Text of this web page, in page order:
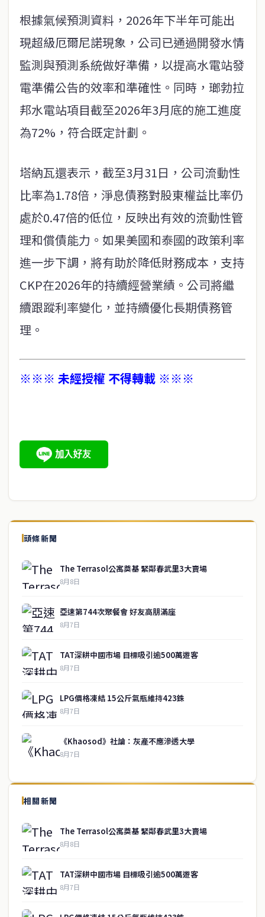
根據氣候預測資料，2026年下半年可能出
現超級厄爾尼諾現象，公司已通過開發水情
監測與預測系統做好準備，以提高水電站發
電準備公告的效率和準確性。同時，瑯勃拉
邦水電站項目截至2026年3月底的施工進度
為72%，符合既定計劃。
塔納瓦還表示，截至3月31日，公司流動性
比率為1.78倍，淨息債務對股東權益比率仍
處於0.47倍的低位，反映出有效的流動性管
理和償債能力。如果美國和泰國的政策利率
進一步下調，將有助於降低財務成本，支持
CKP在2026年的持續經營業績。公司將繼
續跟蹤利率變化，並持續優化長期債務管
理。
※※※ 未經授權 不得轉載 ※※※
頭條新聞
The Terrasol公寓奠基 緊鄰春武里3大賣場
8月8日
亞速第744次聚餐會 好友高朋滿座
8月7日
TAT深耕中國市場 目標吸引逾500萬遊客
8月7日
LPG價格凍結 15公斤氣瓶維持423銖
8月7日
《Khaosod》社論：灰產不應滲透大學
8月7日
相關新聞
The Terrasol公寓奠基 緊鄰春武里3大賣場
8月8日
TAT深耕中國市場 目標吸引逾500萬遊客
8月7日
泰國中文新聞（TCN）是一家總部設於曼谷的中文新聞媒體，致力於
報導泰國當地政治、經濟、華人社群與社會時事，為在泰華人讀者提
供即時、客觀、多元的中文新聞內容。
快速連結
service@thaichinesenews.com ↑ 回到頂端